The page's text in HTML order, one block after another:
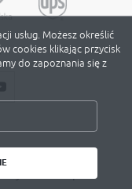
usług. Możesz określić
cookies klikając przycisk
do zapoznania się z